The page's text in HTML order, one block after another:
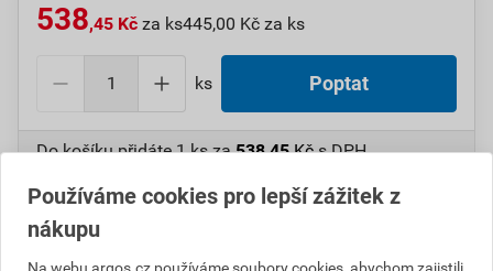
538,45 Kč za ks445,00 Kč za ks
ks Poptat
Do košíku přidáte1 ksza538,45Kčs DPH
Číslo položky:
Používáme cookies pro lepší zážitek z
nákupu